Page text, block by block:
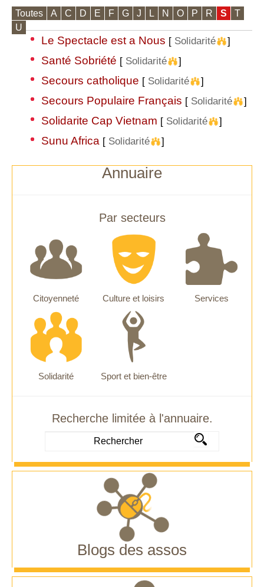
Toutes A C D E F G J L N O P R S
T
U
Le Spectacle est a Nous [ Solidarité ]
Santé Sobriété [ Solidarité ]
Secours catholique [ Solidarité ]
Secours Populaire Français [ Solidarité ]
Solidarite Cap Vietnam [ Solidarité ]
Sunu Africa [ Solidarité ]
Annuaire
Par secteurs
Citoyenneté Culture et loisirs Services
Solidarité Sport et bien-être
Recherche limitée à l'annuaire.
Blogs des assos